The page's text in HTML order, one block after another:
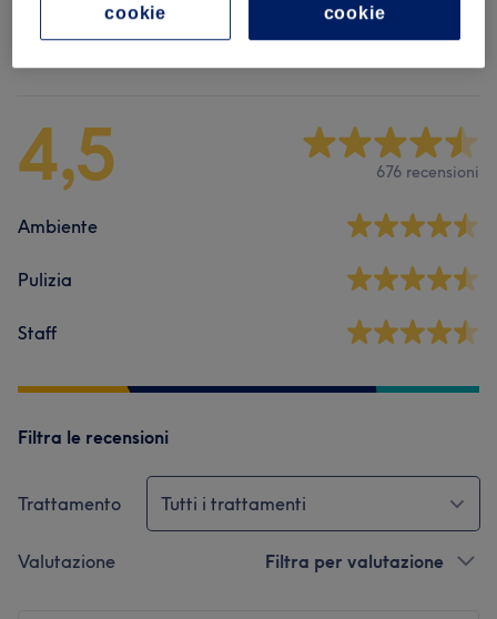
4,5 676 recensioni
Ambiente
Pulizia
Staff
Filtra le recensioni
Trattamento Tutti i trattamenti
Valutazione Filtra per valutazione
cookie
cookie